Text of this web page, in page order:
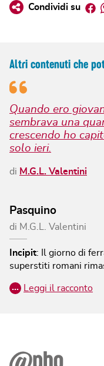
Condividi su
Altri contenuti che
Quando ero
sembrava una
crescendo ho
solo ieri.
di M.G.L. Valentini
Pasquino
di M.G.L. Valentini
Incipit:
Il giorno di
superstiti romani
… Leggi il racconto